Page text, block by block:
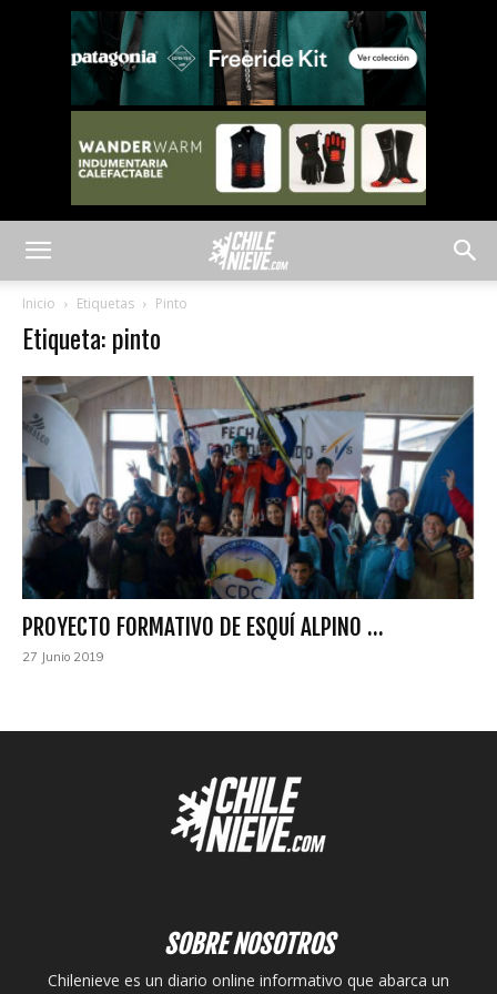
Inicio Etiquetas Pinto
Etiqueta: pinto
PROYECTO FORMATIVO DE ESQUÍ ALPINO ...
27 Junio 2019
SOBRE NOSOTROS
Chilenieve es un diario online informativo que abarca un